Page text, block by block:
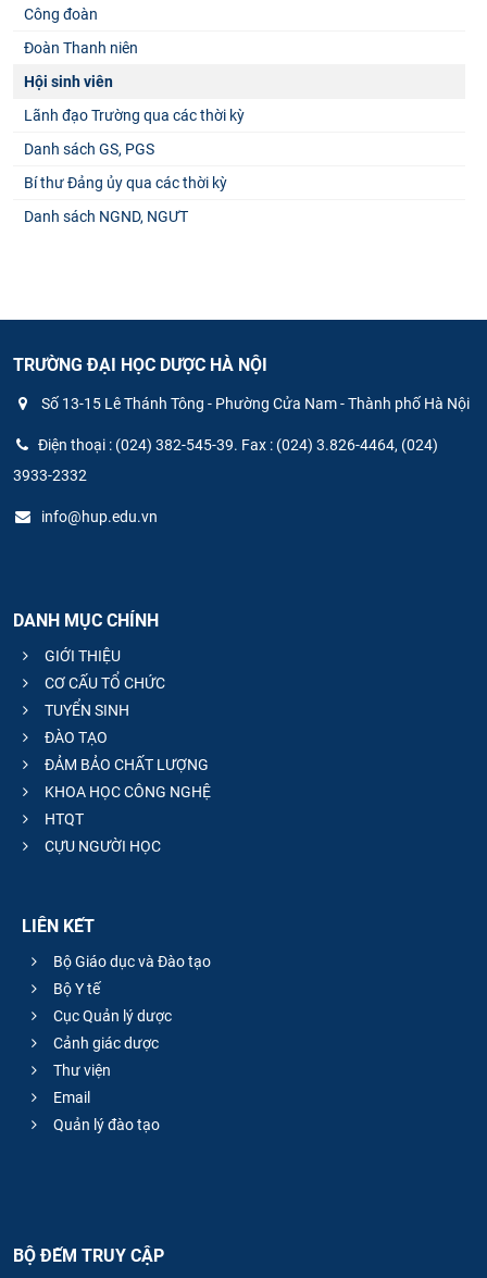
Công đoàn
Đoàn Thanh niên
Hội sinh viên
Lãnh đạo Trường qua các thời kỳ
Danh sách GS, PGS
Bí thư Đảng ủy qua các thời kỳ
Danh sách NGND, NGƯT
TRƯỜNG ĐẠI HỌC DƯỢC HÀ NỘI
Số 13-15 Lê Thánh Tông - Phường Cửa Nam - Thành phố Hà Nội
Điện thoại : (024) 382-545-39. Fax : (024) 3.826-4464, (024)
3933-2332
info@hup.edu.vn
DANH MỤC CHÍNH
GIỚI THIỆU
CƠ CẤU TỔ CHỨC
TUYỂN SINH
ĐÀO TẠO
ĐẢM BẢO CHẤT LƯỢNG
KHOA HỌC CÔNG NGHỆ
HTQT
CỰU NGƯỜI HỌC
LIÊN KẾT
Bộ Giáo dục và Đào tạo
Bộ Y tế
Cục Quản lý dược
Cảnh giác dược
Thư viện
Email
Quản lý đào tạo
BỘ ĐẾM TRUY CẬP